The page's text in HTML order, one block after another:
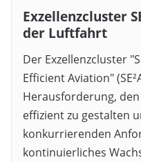
Exzellenzcluster
der Luftfahrt
Der Exzellenzcluster
Efficient Aviation"
Herausforderung,
effizient zu gestalten
konkurrierenden
kontinuierliches